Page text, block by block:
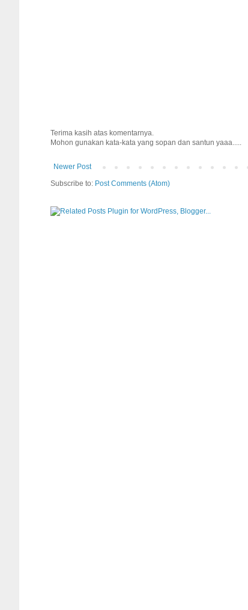
Terima kasih atas komentarnya.
Mohon gunakan kata-kata yang sopan dan santun yaaa.....
Newer Post
Subscribe to: Post Comments (Atom)